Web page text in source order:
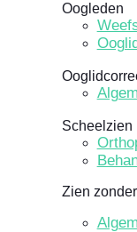
Oogleden
Scheelzien
Zien zonder